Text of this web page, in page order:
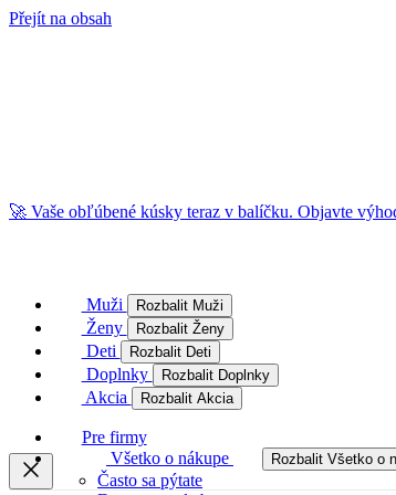
Přejít na obsah
🚀 Vaše obľúbené kúsky teraz v balíčku. Objavte
Muži Rozbalit Muži
Ženy Rozbalit Ženy
Deti Rozbalit Deti
Doplnky Rozbalit Doplnky
Akcia Rozbalit Akcia
Pre firmy
Všetko o nákupe
Rozbalit Všetko o
Často sa pýtate